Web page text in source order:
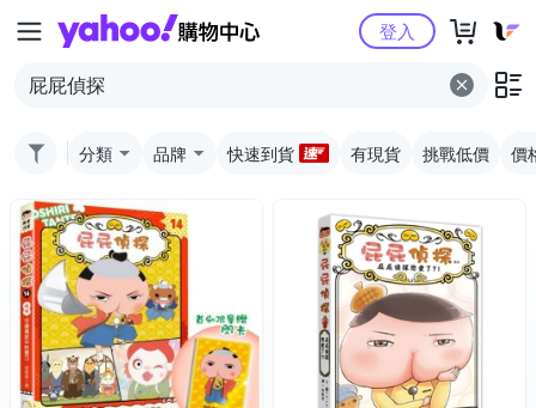
Yahoo購物中心登入
分類 品牌 快速到貨 有現貨 挑戰低價 價